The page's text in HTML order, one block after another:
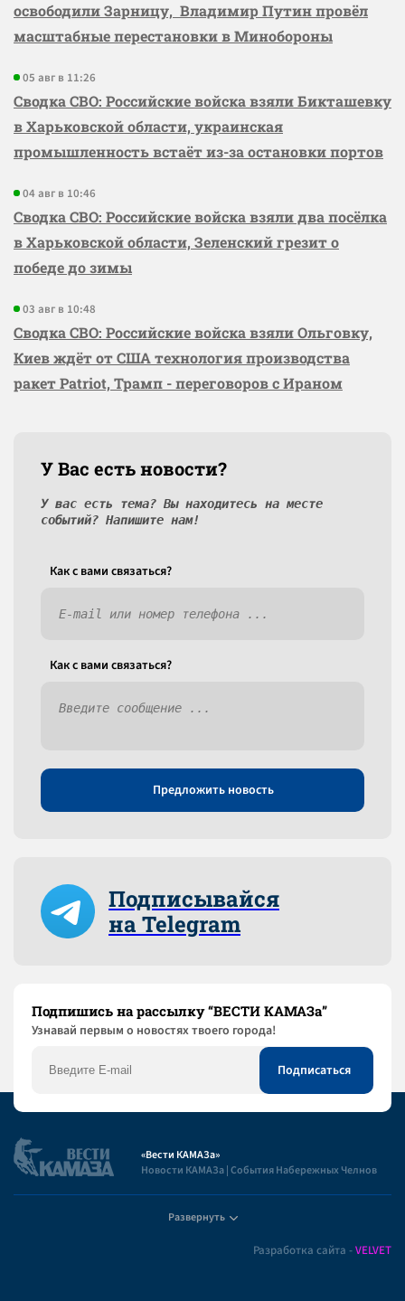
освободили Зарницу, Владимир Путин провёл
масштабные перестановки в Минобороны
05 авг в 11:26
Сводка СВО: Российские войска взяли Бикташевку
в Харьковской области, украинская
промышленность встаёт из-за остановки портов
04 авг в 10:46
Сводка СВО: Российские войска взяли два посёлка
в Харьковской области, Зеленский грезит о
победе до зимы
03 авг в 10:48
Сводка СВО: Российские войска взяли Ольговку,
Киев ждёт от США технология производства
ракет Patriot, Трамп - переговоров с Ираном
У Вас есть новости?
У вас есть тема? Вы находитесь на месте
событий? Напишите нам!
Как c вами связаться?
Как c вами связаться?
Предложить новость
Подписывайся
на Telegram
Подпишись на рассылку “ВЕСТИ КАМАЗа”
Узнaвай первым о новостях твоего города!
«Вести КАМАЗа»
Новости КАМАЗа | События Набережных Челнов
Развернуть
Разработка сайта -VELVET